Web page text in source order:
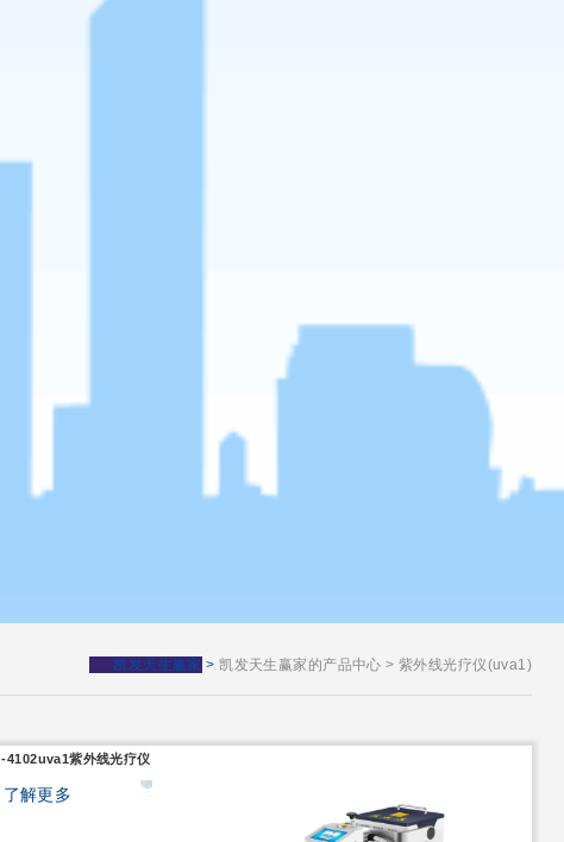
凯发天生赢家 > 凯发天生赢家的产品中心 > 紫外线光疗仪(uva1)
4102uva1紫外线光疗仪
了解更多